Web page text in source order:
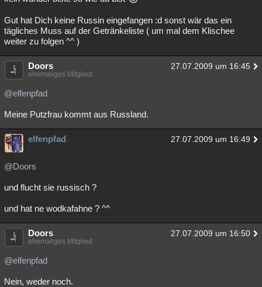
Gut hat Dich keine Russin eingefangen :d sonst wär das ein
tägliches Muss auf der Getränkeliste ( um mal dem Klischee
weiter zu folgen ^^ )
Doors 27.07.2009 um 16:45
ehemaliges Mitglied
@elfenpfad
Meine Putzfrau kommt aus Russland.
elfenpfad 27.07.2009 um 16:49
@Doors
und flucht sie russisch ?
und hat ne wodkafahne ? ^^
Doors 27.07.2009 um 16:50
ehemaliges Mitglied
@elfenpfad
Nein, weder noch.